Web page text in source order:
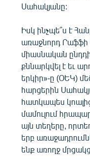
Սահակյանը:
Իսկ ինչպե՞ս է
առաջնորդ Րաֆֆի
միասնական
քննարկվել է եւ
երկիր»-ը (ՕԵԿ)
հարցերին
հատկապես
մամուլում
այն տեղերը,
երբ
ենք առողջ